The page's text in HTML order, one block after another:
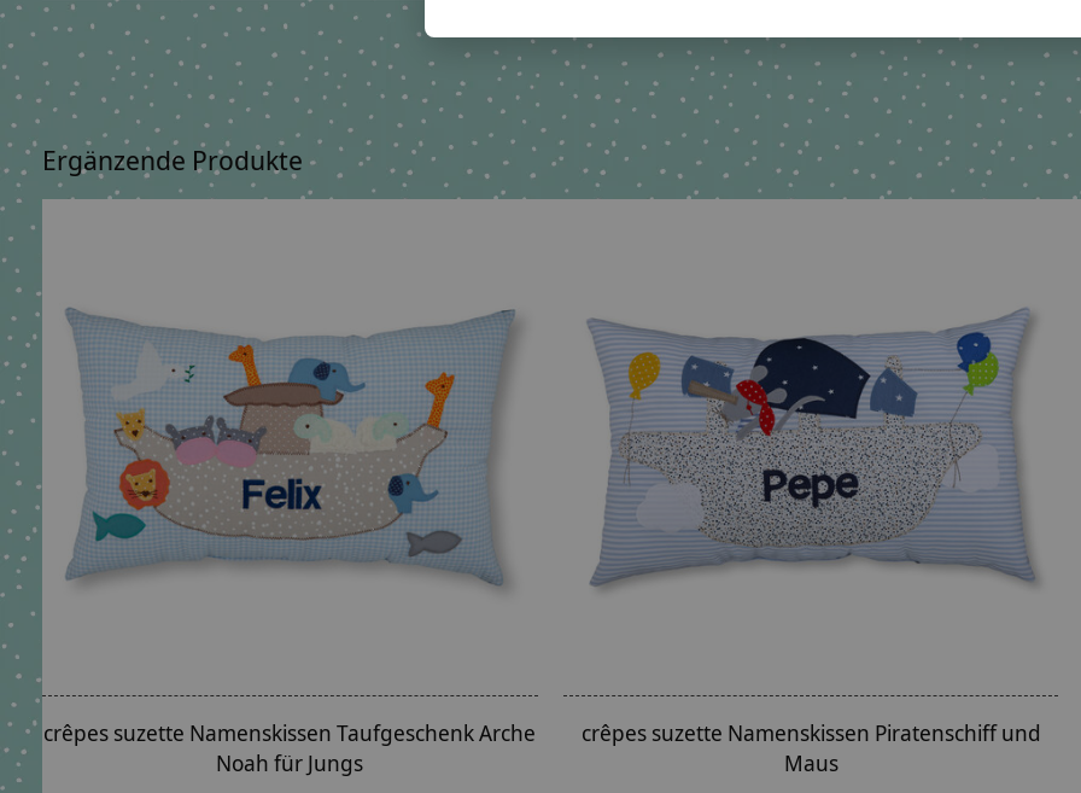
Ergänzende Produkte
crêpes suzette Namenskissen Taufgeschenk Arche
Noah für Jungs
crêpes suzette Namenskissen Piratenschiff und
Maus